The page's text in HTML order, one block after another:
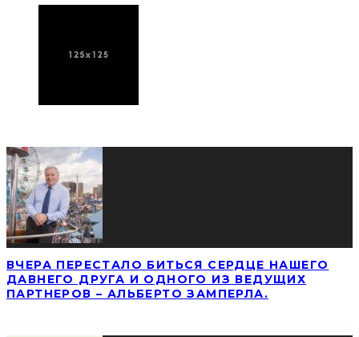
ВЧЕРА ПЕРЕСТАЛО БИТЬСЯ СЕРДЦЕ НАШЕГО
ДАВНЕГО ДРУГА И ОДНОГО ИЗ ВЕДУЩИХ
ПАРТНЕРОВ – АЛЬБЕРТО ЗАМПЕРЛА.